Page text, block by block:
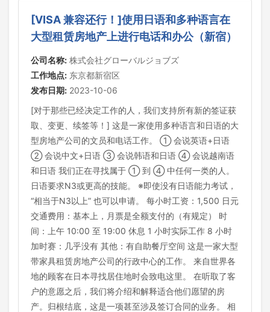
[VISA 兼容还行！]使用日语和多种语言在
大型租赁房地产上进行电话和办公（新宿）
公司名称: 株式会社グローバルジョブズ
工作地点: 东京都新宿区
发布日期: 2023-10-06
[对于那些已经决定工作的人，我们支持所有新的签证获
取、变更、续签等！] 这是一家使用多种语言和日语的大
型房地产公司的文员和电话工作。 ① 会说英语+日语
② 会说中文+日语 ③ 会说韩语和日语 ④ 会说越南语
和日语 我们正在寻找属于 ① 到 ④ 中任何一类的人。
日语要求N3或更高的技能。 ※即使没有日语能力考试，
“相当于N3以上” 也可以申请。 每小时工资：1,500 日元
交通费用：基本上，月票是全额支付的（有规定） 时
间：上午 10:00 至 19:00 休息 1 小时实际工作 8 小时
加时赛：几乎没有 其他：有自助餐厅空间 这是一家大型
带家具租赁房地产公司的行政中心的工作。 来自世界各
地的顾客在日本寻找居住地时会致电这里。 在听取了客
户的意愿之后，我们将介绍和解释适合他们愿望的房
产。归根结底，这是一项甚至涉及签订合同的业务。 相